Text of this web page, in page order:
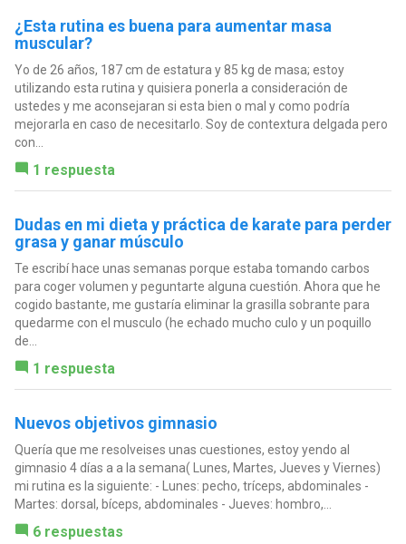
¿Esta rutina es buena para aumentar masa
muscular?
Yo de 26 años, 187 cm de estatura y 85 kg de masa; estoy
utilizando esta rutina y quisiera ponerla a consideración de
ustedes y me aconsejaran si esta bien o mal y como podría
mejorarla en caso de necesitarlo. Soy de contextura delgada pero
con...
1 respuesta
Dudas en mi dieta y práctica de karate para perder
grasa y ganar músculo
Te escribí hace unas semanas porque estaba tomando carbos
para coger volumen y peguntarte alguna cuestión. Ahora que he
cogido bastante, me gustaría eliminar la grasilla sobrante para
quedarme con el musculo (he echado mucho culo y un poquillo
de...
1 respuesta
Nuevos objetivos gimnasio
Quería que me resolveises unas cuestiones, estoy yendo al
gimnasio 4 días a a la semana( Lunes, Martes, Jueves y Viernes)
mi rutina es la siguiente: - Lunes: pecho, tríceps, abdominales -
Martes: dorsal, bíceps, abdominales - Jueves: hombro,...
6 respuestas